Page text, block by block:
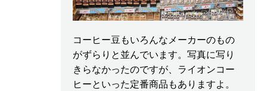
コーヒー豆もいろんなメーカーのもの
がずらりと並んでいます。写真に写り
きらなかったのですが、ライオンコー
ヒーといった定番商品もありますよ。